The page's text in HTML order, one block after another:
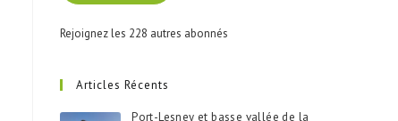
Rejoignez les 228 autres abonnés
Articles Récents
Port-Lesney et basse vallée de la